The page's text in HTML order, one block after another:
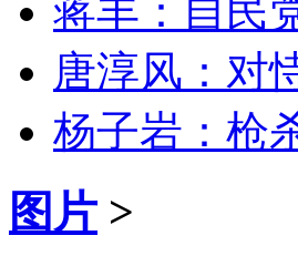
蒋丰：自民
唐淳风：对
杨子岩：枪
图片 >